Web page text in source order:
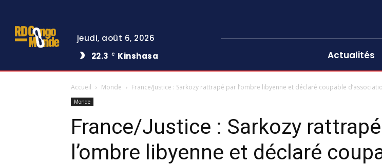
jeudi, août 6, 2026
22.3
C Kinshasa Actualités
Accueil Monde France/Justice : Sarkozy rattrapé par l’ombre libyenne et déclaré coupable
Monde
France/Justice : Sarkozy
l’ombre libyenne et déclaré